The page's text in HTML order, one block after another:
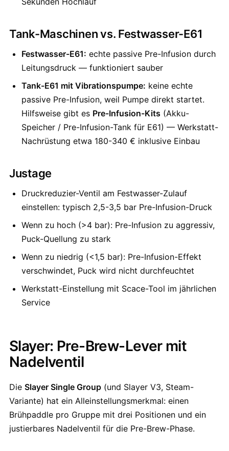
Tank-Maschinen vs. Festwasser-E61
Festwasser-E61: echte passive Pre-Infusion durch
Leitungsdruck — funktioniert sauber
Tank-E61 mit Vibrationspumpe: keine echte
passive Pre-Infusion, weil Pumpe direkt startet.
Hilfsweise gibt es Pre-Infusion-Kits (Akku-
Speicher / Pre-Infusion-Tank für E61) — Werkstatt-
Nachrüstung etwa 180-340 € inklusive Einbau
Justage
Druckreduzier-Ventil am Festwasser-Zulauf
einstellen: typisch 2,5-3,5 bar Pre-Infusion-Druck
Wenn zu hoch (>4 bar): Pre-Infusion zu aggressiv,
Puck-Quellung zu stark
Wenn zu niedrig (<1,5 bar): Pre-Infusion-Effekt
verschwindet, Puck wird nicht durchfeuchtet
Werkstatt-Einstellung mit Scace-Tool im jährlichen
Service
Slayer: Pre-Brew-Lever mit
Nadelventil
Die Slayer Single Group (und Slayer V3, Steam-
Variante) hat ein Alleinstellungsmerkmal: einen
Brühpaddle pro Gruppe mit drei Positionen und ein
justierbares Nadelventil für die Pre-Brew-Phase.